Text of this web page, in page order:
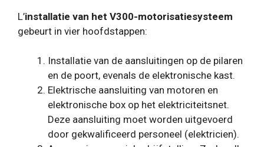
L’installatie van het V300-motorisatiesysteem
gebeurt in vier hoofdstappen:
Installatie van de aansluitingen op de pilaren
en de poort, evenals de elektronische kast.
Elektrische aansluiting van motoren en
elektronische box op het elektriciteitsnet.
Deze aansluiting moet worden uitgevoerd
door gekwalificeerd personeel (elektricien).